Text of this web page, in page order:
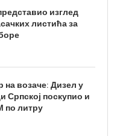
изглед
листића за
на возаче: Дизел у
Српској поскупио и
по литру